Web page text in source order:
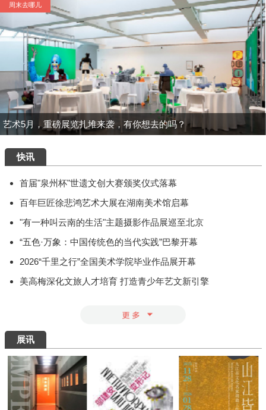
艺术5月，重磅展览扎堆来袭，有你想去的吗？
周末去哪儿
快讯
首届"泉州杯"世遗文创大赛颁奖仪式落幕
百年巨匠徐悲鸿艺术大展在湖南美术馆启幕
"有一种叫云南的生活"主题摄影作品展巡至北京
“五色·万象：中国传统色的当代实践”巴黎开幕
2026“千里之行”全国美术学院毕业作品展开幕
美高梅深化文旅人才培育 打造青少年艺文新引擎
展讯